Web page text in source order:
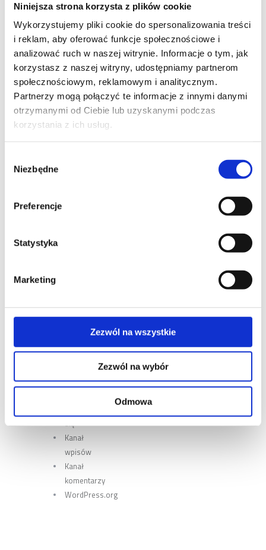
Niniejsza strona korzysta z plików cookie
Wykorzystujemy pliki cookie do spersonalizowania treści
i reklam, aby oferować funkcje społecznościowe i
analizować ruch w naszej witrynie. Informacje o tym, jak
korzystasz z naszej witryny, udostępniamy partnerom
społecznościowym, reklamowym i analitycznym.
Partnerzy mogą połączyć te informacje z innymi danymi
otrzymanymi od Ciebie lub uzyskanymi podczas
korzystania z ich usług.
zgody
Niezbędne
Preferencje
Statystyka
Marketing
Zezwól na wszystkie
Zezwól na wybór
Odmowa
PRODUKTY – MOBILUS
Siłowniki Mobilus Sterowanie Mobilus Moduły
Mobilus Czujniki Mobilus Akcesoria
NAJNOWSZE
KOMENTARZE
META
się
Kanał
wpisów
Kanał
komentarzy
WordPress.org